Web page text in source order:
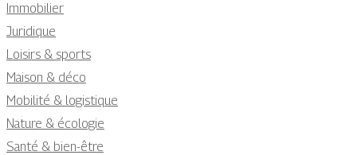
Immobilier
Juridique
Loisirs & sports
Maison & déco
Mobilité & logistique
Nature & écologie
Santé & bien-être